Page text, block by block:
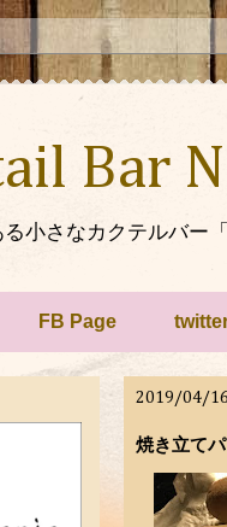
Bar
小さなカクテルバー
FB Page
2019/04/16
焼き立て